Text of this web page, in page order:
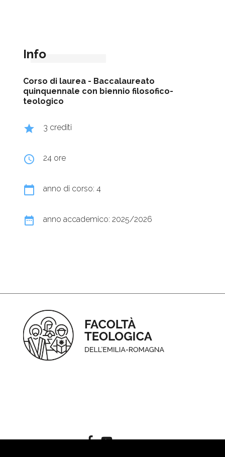
Info
Corso di laurea - Baccalaureato
quinquennale con biennio filosofico-
teologico
grade 3 crediti
query_builder 24 ore
calendar_today anno di corso: 4
date_range anno accademico: 2025/2026